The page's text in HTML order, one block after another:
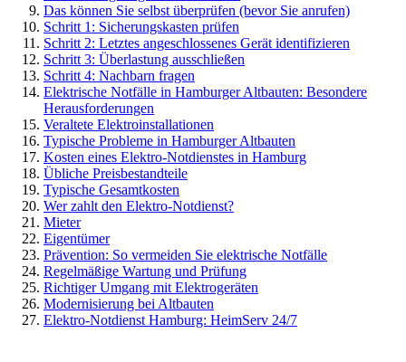
Das können Sie selbst überprüfen (bevor Sie anrufen)
Schritt 1: Sicherungskasten prüfen
Schritt 2: Letztes angeschlossenes Gerät identifizieren
Schritt 3: Überlastung ausschließen
Schritt 4: Nachbarn fragen
Elektrische Notfälle in Hamburger Altbauten: Besondere
Herausforderungen
Veraltete Elektroinstallationen
Typische Probleme in Hamburger Altbauten
Kosten eines Elektro-Notdienstes in Hamburg
Übliche Preisbestandteile
Typische Gesamtkosten
Wer zahlt den Elektro-Notdienst?
Mieter
Eigentümer
Prävention: So vermeiden Sie elektrische Notfälle
Regelmäßige Wartung und Prüfung
Richtiger Umgang mit Elektrogeräten
Modernisierung bei Altbauten
Elektro-Notdienst Hamburg: HeimServ 24/7